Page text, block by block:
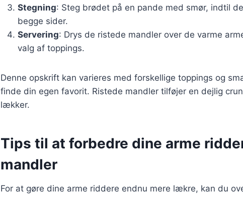
Stegning: Steg brødet på en pande med smør, indtil
begge sider.
Servering: Drys de ristede mandler over de varme
valg af toppings.
Denne opskrift kan varieres med forskellige toppings og
finde din egen favorit. Ristede mandler tilføjer en dejlig
lækker.
Tips til at forbedre dine arme
mandler
For at gøre dine arme riddere endnu mere lækre, kan du